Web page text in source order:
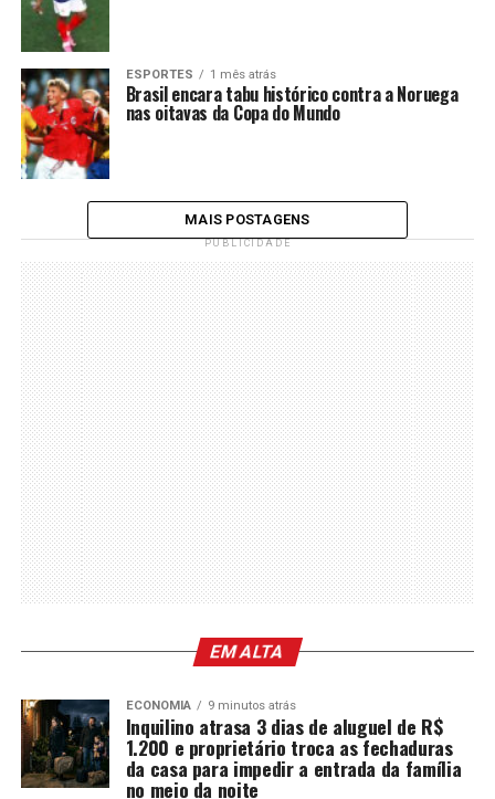
ESPORTES 1 mês atrás
Brasil encara tabu histórico contra a Noruega
nas oitavas da Copa do Mundo
MAIS POSTAGENS
PUBLICIDADE
EM ALTA
ECONOMIA 9 minutos atrás
Inquilino atrasa 3 dias de aluguel de R$
1.200 e proprietário troca as fechaduras
da casa para impedir a entrada da família
no meio da noite